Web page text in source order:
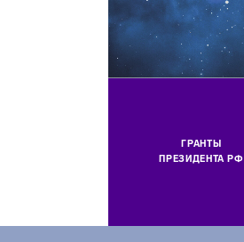
ГРАНТЫ
ПРЕЗИДЕНТА РФ